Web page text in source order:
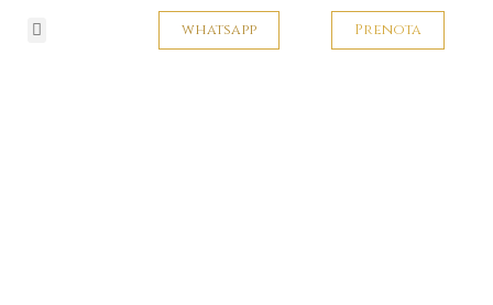
whatsapp Prenota